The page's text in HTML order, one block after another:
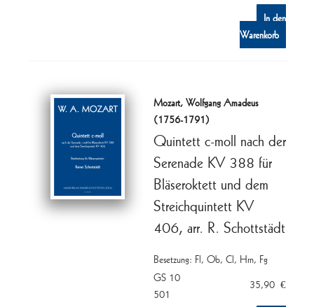
In den
Warenkorb
Mozart, Wolfgang Amadeus
(1756-1791)
Quintett c-moll nach der
Serenade KV 388 für
Bläseroktett und dem
Streichquintett KV
406, arr. R. Schottstädt
Besetzung: Fl, Ob, Cl, Hrn, Fg
GS 10
501
35,90 €